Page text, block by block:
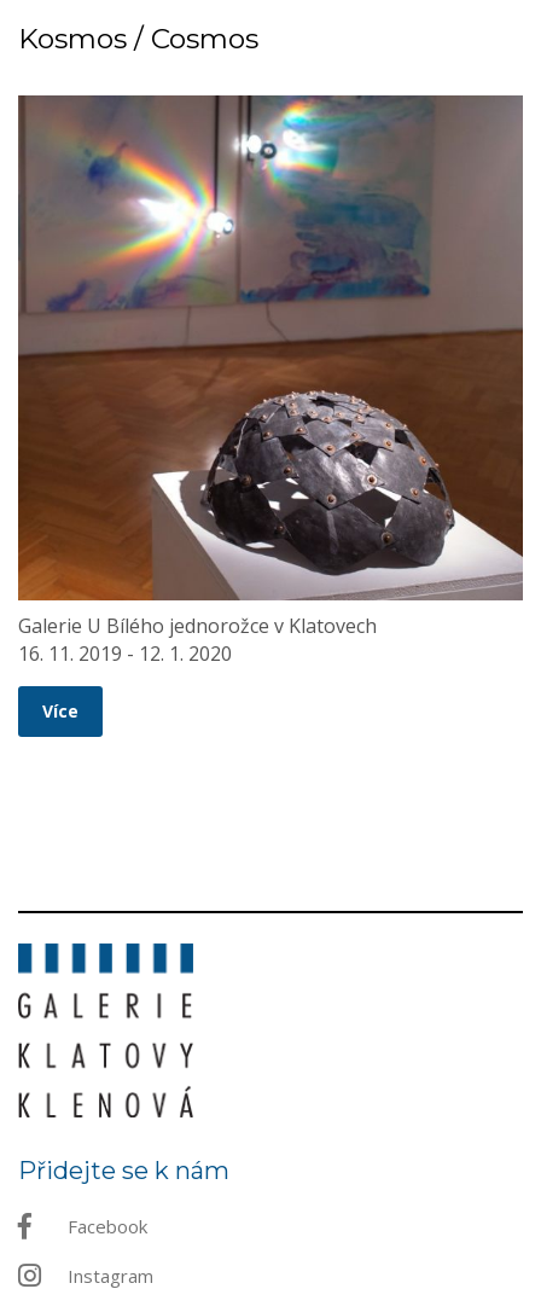
Kosmos / Cosmos
Galerie U Bílého jednorožce v Klatovech
16. 11. 2019 - 12. 1. 2020
Více
Přidejte se k nám
Facebook
Instagram